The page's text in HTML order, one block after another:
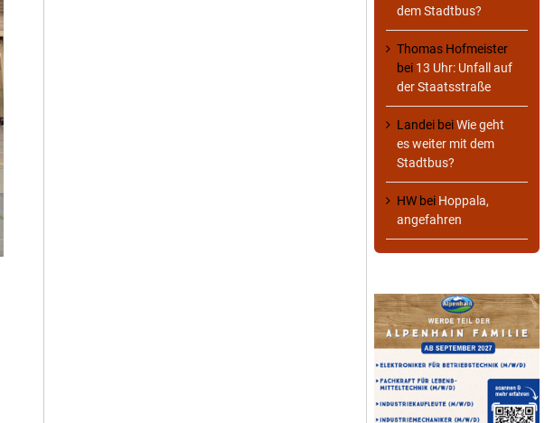
dem Stadtbus?
Thomas Hofmeister
bei 13 Uhr: Unfall auf
der Staatsstraße
Landei beiWie geht
es weiter mit dem
Stadtbus?
HW bei Hoppala,
angefahren